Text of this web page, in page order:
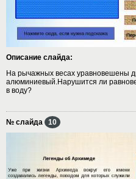
Описание слайда:
На рычажных весах уравновешены
алюминиевый.Нарушится ли
в воду?
№ слайда 10